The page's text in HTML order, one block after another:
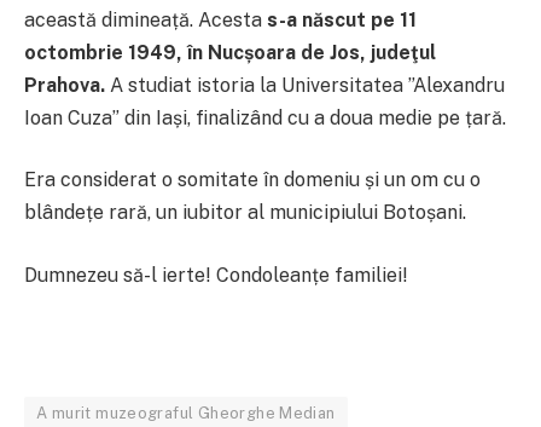
această dimineață. Acesta s-a născut pe 11
octombrie 1949, în Nucșoara de Jos, judeţul
Prahova. A studiat istoria la Universitatea ”Alexandru
Ioan Cuza” din Iași, finalizând cu a doua medie pe țară.
Era considerat o somitate în domeniu și un om cu o
blândețe rară, un iubitor al municipiului Botoșani.
Dumnezeu să-l ierte! Condoleanțe familiei!
A murit muzeograful Gheorghe Median